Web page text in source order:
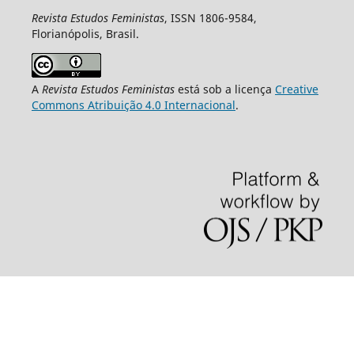
Revista Estudos Feministas, ISSN 1806-9584,
Florianópolis, Brasil.
A Revista Estudos Feministasestá sob a licença Creative
Commons Atribuição 4.0 Internacional.